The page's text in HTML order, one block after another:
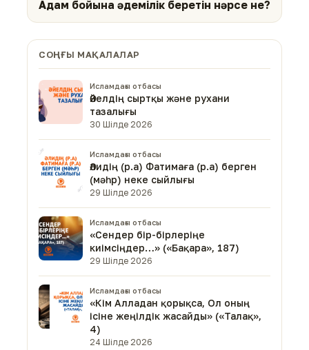
Адам бойына әдемілік беретін нәрсе не?
СОҢҒЫ МАҚАЛАЛАР
Исламдағы отбасы
Әйелдің сыртқы және рухани
тазалығы
30 Шілде 2026
Исламдағы отбасы
Әлидің (р.а) Фатимаға (р.а) берген
(мәһр) неке сыйлығы
29 Шілде 2026
Исламдағы отбасы
«Сендер бір-бірлеріңе
киімсіңдер…» («Бақара», 187)
29 Шілде 2026
Исламдағы отбасы
«Кім Алладан қорықса, Ол оның
ісіне жеңілдік жасайды» («Талақ»,
4)
24 Шілде 2026